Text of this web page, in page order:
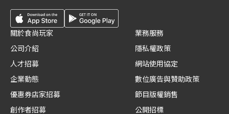
關於食尚玩家
公司介紹
人才招募
企業動態
優惠券店家招募
創作者招募
業務服務
隱私權政策
網站使用協定
數位廣告與贊助政策
節目版權銷售
公開招標